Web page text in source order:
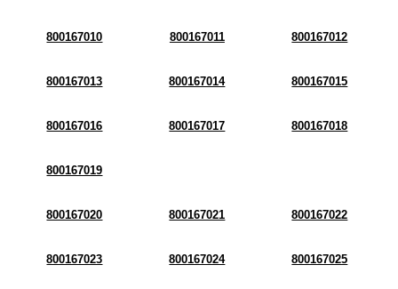
800167010 800167011 800167012
800167013 800167014 800167015
800167016 800167017 800167018
800167019
800167020 800167021 800167022
800167023 800167024 800167025